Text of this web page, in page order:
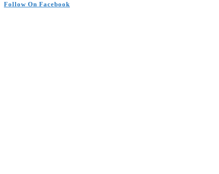
Follow On Facebook